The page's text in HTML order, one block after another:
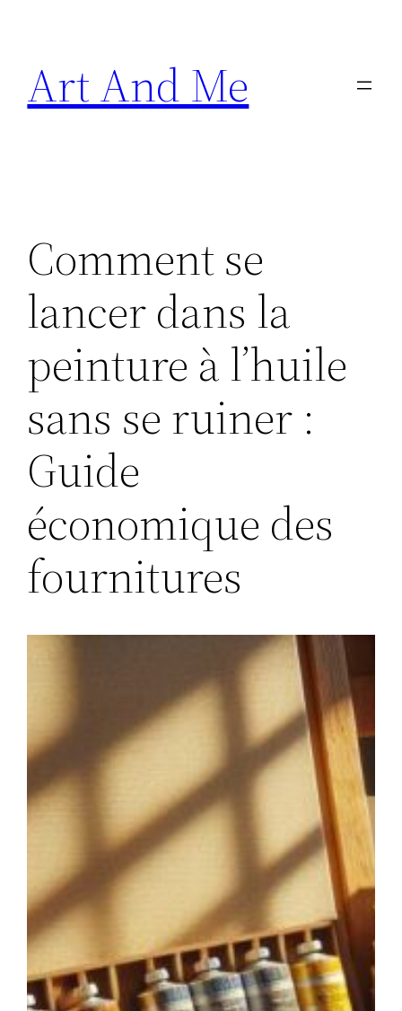
content
Art And Me
Comment se
lancer dans la
peinture à l’huile
sans se ruiner :
Guide
économique des
fournitures